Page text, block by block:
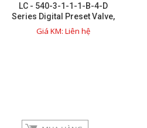
LC - 540-3-1-1-1-B-4-D
Series Digital Preset Valve,
3in 150# Flat face flange
(Ductile Iron, FF), 24VDC - 4
Giá KM: Liên hệ
Dịch vụ